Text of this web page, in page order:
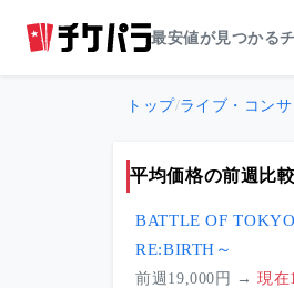
最安値が見つかる
トップ/ライブ・コンサ
平均価格の前週比較
BATTLE OF
RE:BIRTH～
前週19,000円 → 現在